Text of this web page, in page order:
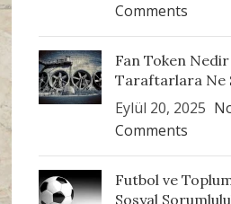
Comments
Fan Token
Taraftarlara Ne
Eylül 20, 2025
Comments
Futbol ve
Sosyal